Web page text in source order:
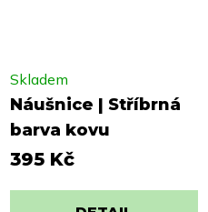
Náušnice | Stříbrná
barva kovu
Skladem
395 Kč